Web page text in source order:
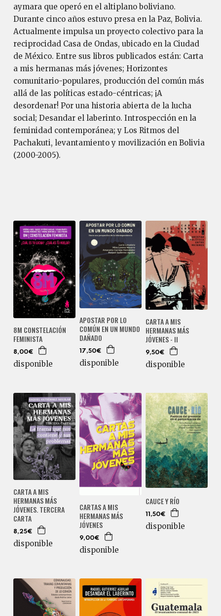
aymara que operó en el altiplano boliviano.
Durante cinco años estuvo presa en la Paz, Bolivia.
Actualmente impulsa un proyecto colectivo para la
reciprocidad Casa de Ondas, ubicado en la Ciudad
de México. Entre sus libros publicados están: Carta
a mis hermanas más jóvenes; Horizontes
comunitario-populares, producción del común más
allá de las políticas estado-céntricas; ¡A
desordenar! Por una historia abierta de la lucha
social; Desandar el laberinto. Introspección en la
feminidad contemporánea; y Los Ritmos del
Pachakuti, levantamiento y movilización en Bolivia
(2000-2005).
8M CONSTELACIÓN
FEMINISTA
8,00€
disponible
APOSTAR POR LO
COMÚN EN UN MUNDO
DAÑADO
17,50€
disponible
CARTA A MIS
HERMANAS MÁS
JÓVENES - II
9,50€
disponible
CARTA A MIS
HERMANAS MÁS
JÓVENES. TERCERA
CARTA
8,25€
disponible
CARTAS A MIS
HERMANAS MÁS
JÓVENES
9,00€
disponible
CAUCE Y RÍO
11,50€
disponible